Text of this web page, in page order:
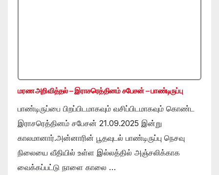
மரண அறிவித்தல் – இராசரெத்தினம் சபேசன் – பாண்டிருப்பு
பாண்டிருப்பை பிறப்பிடமாகவும் வசிப்பிடமாகவும் கொண்ட
இராசரெத்தினம் சபேசன் 21.09.2025 இன்று
காலமானார்.அன்னாரின் பூதவுடல் பாண்டிருப்பு நெசவு
நிலையை வீதியில் உள்ள இல்லத்தில் அஞ்சலிக்காக
வைக்கப்பட்டு நாளை காலை …